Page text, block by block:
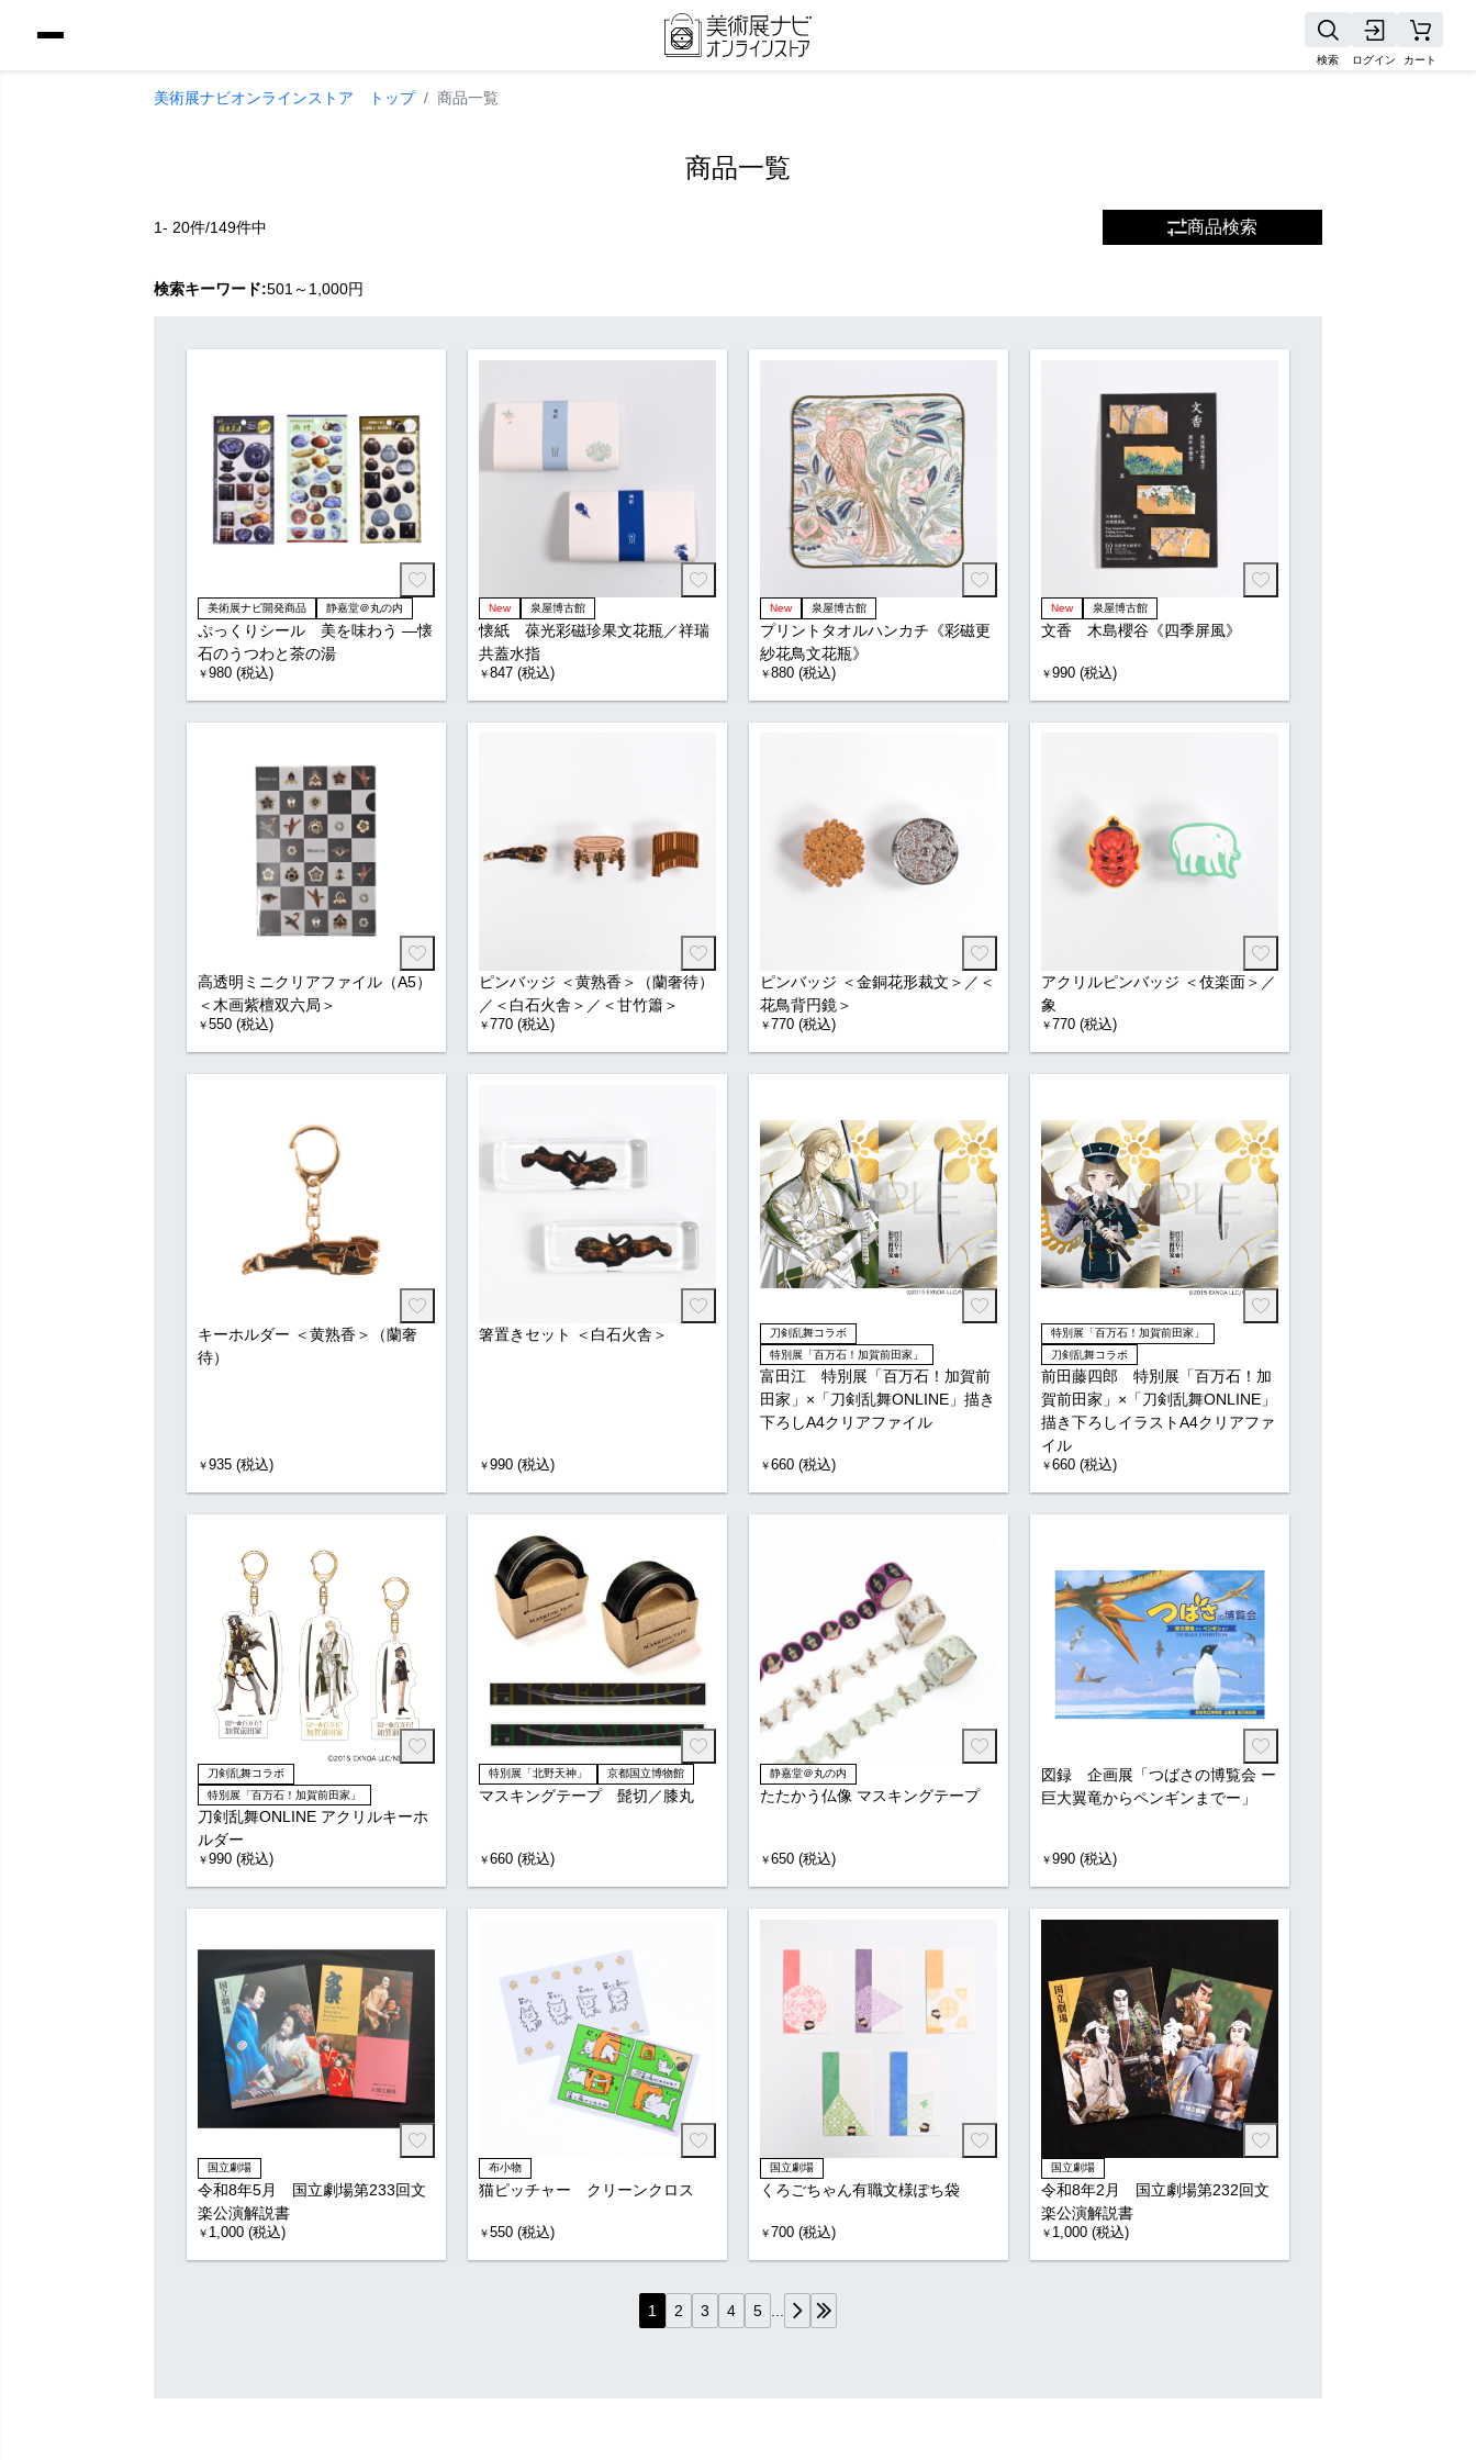
検索 ログイン カート
美術展ナビオンラインストア トップ 商品一覧
商品一覧
1- 20件/149件中 商品検索
検索キーワード:501～1,000円
美術展ナビ開発商品 静嘉堂＠丸の内
ぷっくりシール 美を味わう ―懐
石のうつわと茶の湯
￥980 (税込)
New 泉屋博古館
懐紙 葆光彩磁珍果文花瓶／祥瑞
共蓋水指
￥847 (税込)
New 泉屋博古館
プリントタオルハンカチ《彩磁更
紗花鳥文花瓶》
￥880 (税込)
New 泉屋博古館
文香 木島櫻谷《四季屏風》
￥990 (税込)
高透明ミニクリアファイル（A5）
＜木画紫檀双六局＞
￥550 (税込)
ピンバッジ ＜黄熟香＞（蘭奢待）
／＜白石火舎＞／＜甘竹簫＞
￥770 (税込)
ピンバッジ ＜金銅花形裁文＞／＜
花鳥背円鏡＞
￥770 (税込)
アクリルピンバッジ ＜伎楽面＞／
象
￥770 (税込)
キーホルダー ＜黄熟香＞（蘭奢
待）
￥935 (税込)
箸置きセット ＜白石火舎＞
￥990 (税込)
刀剣乱舞コラボ
特別展「百万石！加賀前田家」
富田江 特別展「百万石！加賀前
田家」×「刀剣乱舞ONLINE」描き
下ろしA4クリアファイル
￥660 (税込)
特別展「百万石！加賀前田家」
刀剣乱舞コラボ
前田藤四郎 特別展「百万石！加
賀前田家」×「刀剣乱舞ONLINE」
描き下ろしイラストA4クリアファ
イル
￥660 (税込)
刀剣乱舞コラボ
特別展「百万石！加賀前田家」
刀剣乱舞ONLINE アクリルキーホ
ルダー
￥990 (税込)
特別展「北野天神」 京都国立博物館
マスキングテープ 髭切／膝丸
￥660 (税込)
静嘉堂＠丸の内
たたかう仏像 マスキングテープ
￥650 (税込)
図録 企画展「つばさの博覧会 ー
巨大翼竜からペンギンまでー」
￥990 (税込)
国立劇場
令和8年5月 国立劇場第233回文
楽公演解説書
￥ 1,000 (税込)
布小物
猫ピッチャー クリーンクロス
￥550 (税込)
国立劇場
くろごちゃん有職文様ぽち袋
￥700 (税込)
国立劇場
令和8年2月 国立劇場第232回文
楽公演解説書
￥ 1,000 (税込)
1 2 3 4 5